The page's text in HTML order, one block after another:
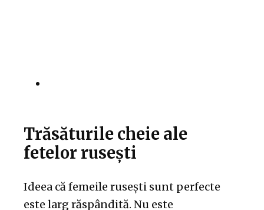
Trăsăturile cheie ale
fetelor rusești
Ideea că femeile rusești sunt perfecte
este larg răspândită. Nu este